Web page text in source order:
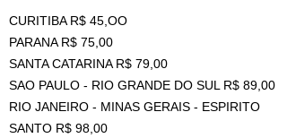
CURITIBA R$ 45,OO
PARANA R$ 75,00
SANTA CATARINA R$ 79,00
SAO PAULO - RIO GRANDE DO SUL R$ 89,00
RIO JANEIRO - MINAS GERAIS - ESPIRITO
SANTO R$ 98,00